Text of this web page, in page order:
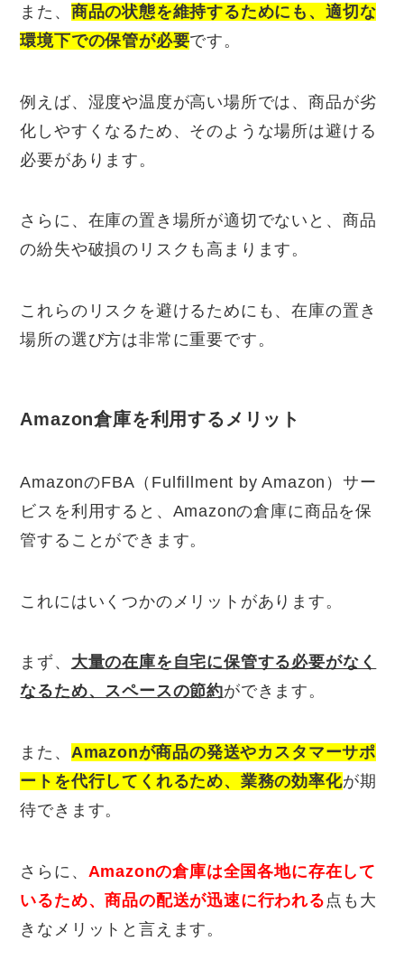
また、 商品の状態を維持するためにも、適切な
環境下での保管が必要です。
例えば、湿度や温度が高い場所では、商品が劣
化しやすくなるため、そのような場所は避ける
必要があります。
さらに、在庫の置き場所が適切でないと、商品
の紛失や破損のリスクも高まります。
これらのリスクを避けるためにも、在庫の置き
場所の選び方は非常に重要です。
Amazon倉庫を利用するメリット
AmazonのFBA（Fulfillment by Amazon）サー
ビスを利用すると、Amazonの倉庫に商品を保
管することができます。
これにはいくつかのメリットがあります。
まず、 大量の在庫を自宅に保管する必要がなく
なるため、スペースの節約ができます。
また、 Amazonが商品の発送やカスタマーサポ
ートを代行してくれるため、業務の効率化が期
待できます。
さらに、 Amazonの倉庫は全国各地に存在して
いるため、商品の配送が迅速に行われる 点も大
きなメリットと言えます。